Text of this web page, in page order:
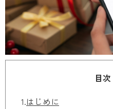
目次
1.はじめに